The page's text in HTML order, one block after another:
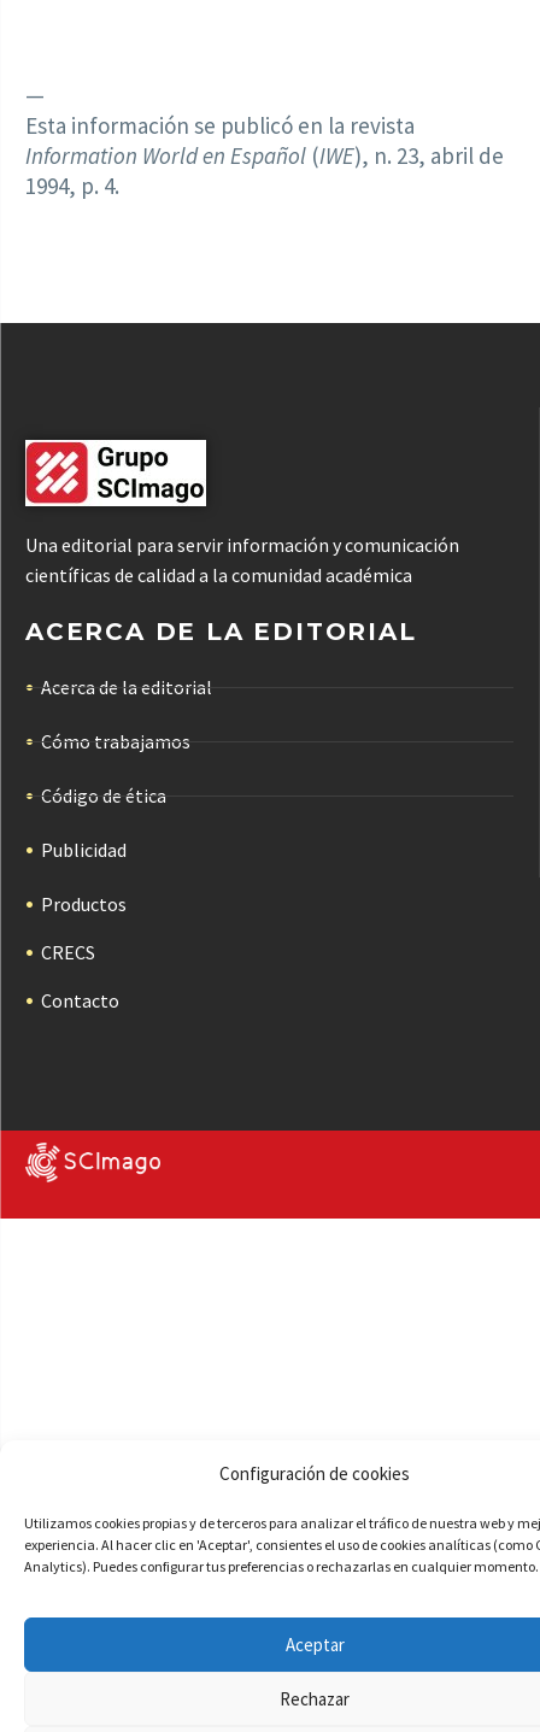
Configuración de cookies
Utilizamos cookies propias y de terceros para analizar el tráfico de nuestra web y
experiencia. Al hacer clic en 'Aceptar', consientes el uso de cookies analíticas (como
Analytics). Puedes configurar tus preferencias o rechazarlas en cualquier momento.
Aceptar
Rechazar
—
Esta información se publicó en la revista
Information World en Español (IWE), n. 23, abril de
1994, p. 4.
Una editorial para servir información y comunicación
científicas de calidad a la comunidad académica
ACERCA DE LA EDITORIAL
Acerca de la editorial
Cómo trabajamos
Código de ética
Publicidad
Productos
CRECS
Contacto